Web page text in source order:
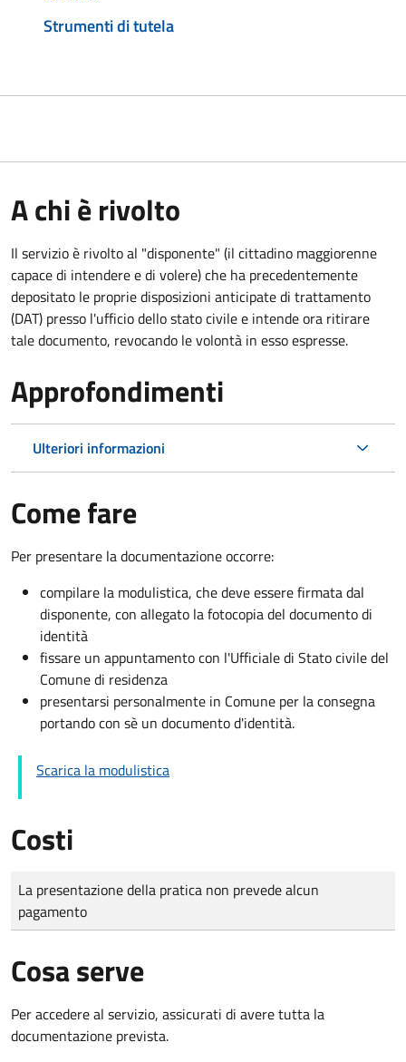
Strumenti di tutela
A chi è rivolto
Il servizio è rivolto al "disponente" (il cittadino maggiorenne
capace di intendere e di volere) che ha precedentemente
depositato le proprie disposizioni anticipate di trattamento
(DAT) presso l'ufficio dello stato civile e intende ora ritirare
tale documento, revocando le volontà in esso espresse.
Approfondimenti
Ulteriori informazioni
Come fare
Per presentare la documentazione occorre:
compilare la modulistica, che deve essere firmata dal
disponente, con allegato la fotocopia del documento di
identità
fissare un appuntamento con l'Ufficiale di Stato civile del
Comune di residenza
presentarsi personalmente in Comune per la consegna
portando con sè un documento d'identità.
Scarica la modulistica
Costi
Tipo di pagamento
Importo
La presentazione della pratica non prevede alcun
pagamento
Cosa serve
Per accedere al servizio, assicurati di avere tutta la
documentazione prevista.